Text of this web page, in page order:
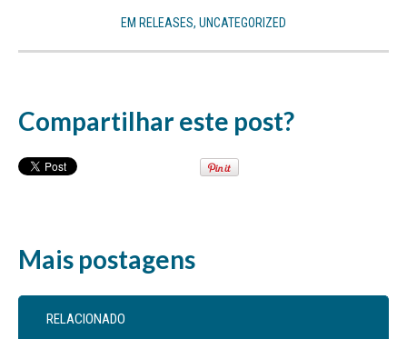
EM RELEASES, UNCATEGORIZED
Compartilhar este post?
Mais postagens
RELACIONADO